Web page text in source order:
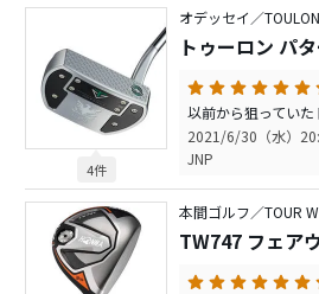
4件
オデッセイ／
トゥーロン パ
2021/6/30（水）
JNP
本間ゴルフ／TOUR
TW747 フェア